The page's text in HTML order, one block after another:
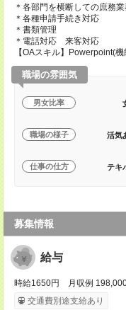
＊各部門を横断しての庶務業
＊各種申請手続き対応
＊書類管理
＊電話対応 来客対応
【OAスキル】Powerpoint(
職場の雰囲気
男女比率
職場の様子 活気
仕事の仕方 テキ
募集情報
給与
時給1650円 月収例
交通費別途支給あり